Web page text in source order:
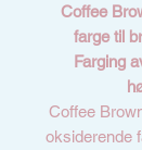
Coffee
farge til
Farging
Coffee
oksiderende